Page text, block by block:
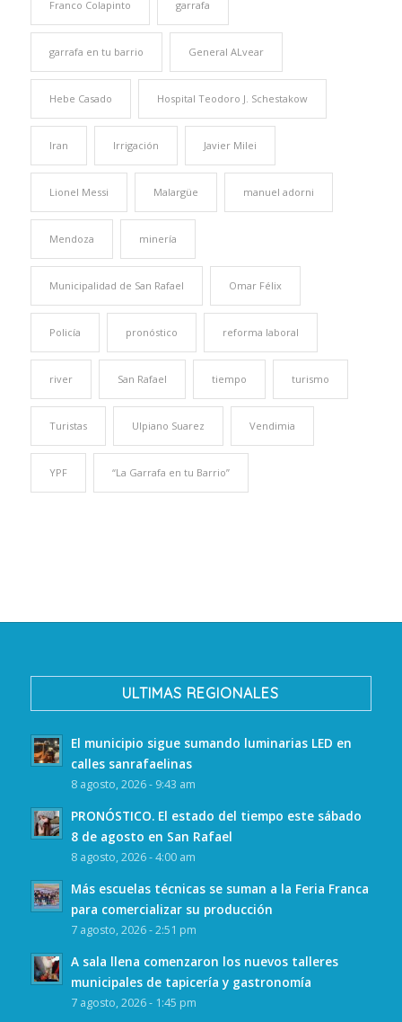
Franco Colapinto garrafa
garrafa en tu barrio General ALvear
Hebe Casado Hospital Teodoro J. Schestakow
Iran Irrigación Javier Milei
Lionel Messi Malargüe manuel adorni
Mendoza minería
Municipalidad de San Rafael Omar Félix
Policía pronóstico reforma laboral
river San Rafael tiempo turismo
Turistas Ulpiano Suarez Vendimia
YPF “La Garrafa en tu Barrio”
ULTIMAS REGIONALES
El municipio sigue sumando luminarias LED en
calles sanrafaelinas
8 agosto, 2026 - 9:43 am
PRONÓSTICO. El estado del tiempo este sábado
8 de agosto en San Rafael
8 agosto, 2026 - 4:00 am
Más escuelas técnicas se suman a la Feria Franca
para comercializar su producción
7 agosto, 2026 - 2:51 pm
A sala llena comenzaron los nuevos talleres
municipales de tapicería y gastronomía
7 agosto, 2026 - 1:45 pm